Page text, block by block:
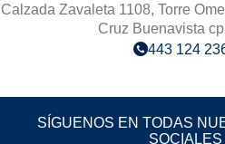
Calzada Zavaleta 1108, Torre
Cruz Buenavista
443 124
SÍGUENOS EN TODAS
SOCIALES